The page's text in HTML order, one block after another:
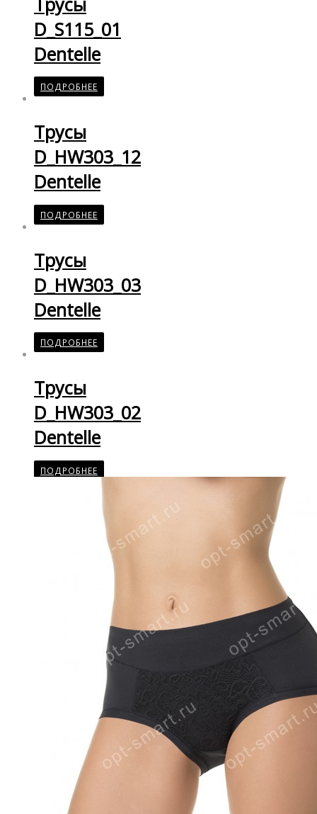
D_S115_01
Dentelle
ПОДРОБНЕЕ
Трусы
D_HW303_12
Dentelle
ПОДРОБНЕЕ
Трусы
D_HW303_03
Dentelle
ПОДРОБНЕЕ
Трусы
D_HW303_02
Dentelle
ПОДРОБНЕЕ